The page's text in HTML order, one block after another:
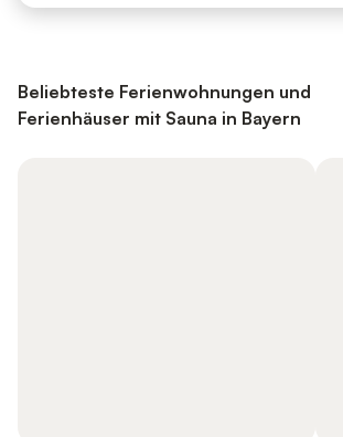
Beliebteste Ferienwohnungen und
Ferienhäuser mit Sauna in Bayern